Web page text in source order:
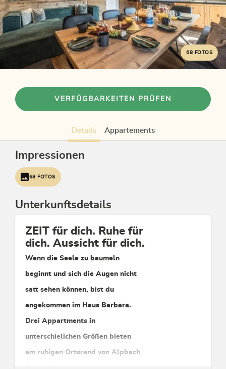
68 FOTOS
VERFÜGBARKEITEN PRÜFEN
Details Appartements
Impressionen
68 FOTOS
Unterkunftsdetails
ZEIT für dich. Ruhe für
dich. Aussicht für dich.
Wenn die Seele zu baumeln
beginnt und sich die Augen nicht
satt sehen können, bist du
angekommen im Haus Barbara.
Drei Appartments in
unterschielichen Größen bieten
am ruhigen Ortsrand von Alpbach